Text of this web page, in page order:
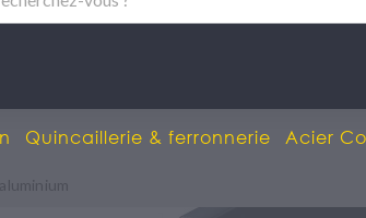
Quincaillerie & ferronnerie Acier